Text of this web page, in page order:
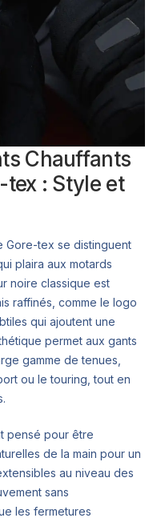
Chauffants
tex : Style et
Gore-tex se distinguent
plaira aux motards
noire classique est
raffinés, comme le logo
qui ajoutent une
permet aux gants
gamme de tenues,
ou le touring, tout en
pensé pour être
de la main pour un
au niveau des
sans
les fermetures